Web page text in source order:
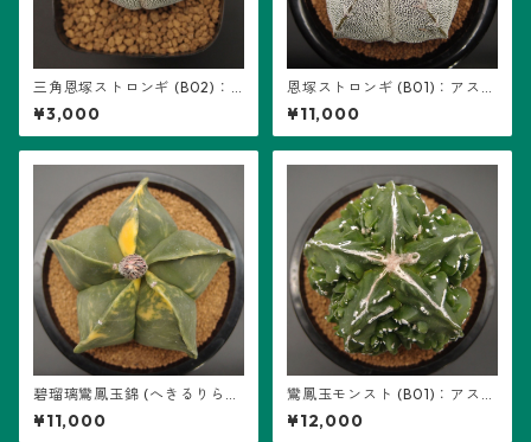
三角恩塚ストロンギ (B02)：
アストロフィツム属 ※実生
¥3,000
恩塚ストロンギ (B01)：アスト
ロフィツム属 ※実生
¥11,000
碧瑠璃鸞鳳玉錦 (へきるりらん
ぽうぎょくにしき) (B04)：ア
ストロフィツム属 ※実生
¥11,000
鸞鳳玉モンスト (B01)：アスト
ロフィツム属 ※実生
¥12,000